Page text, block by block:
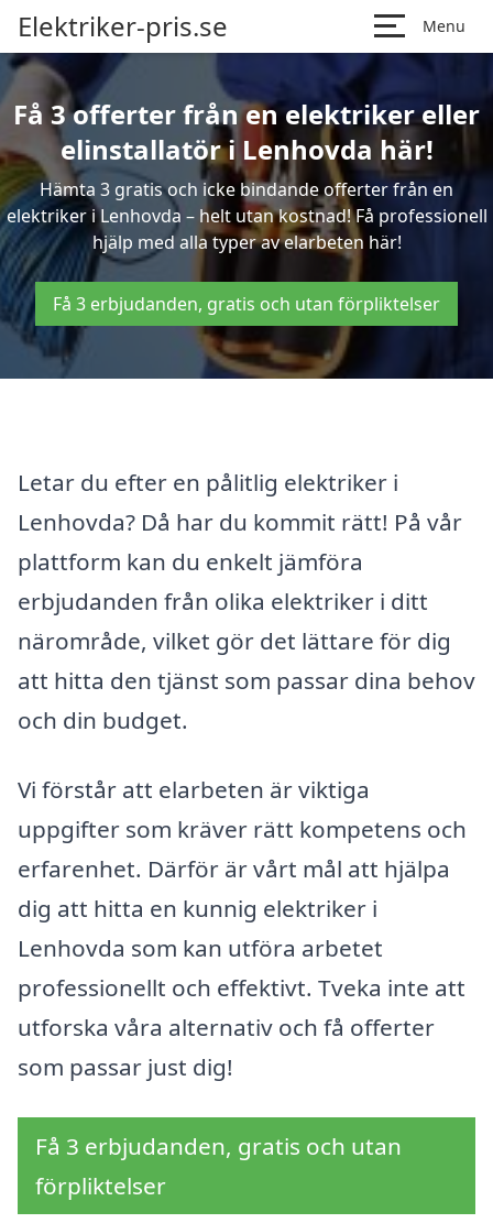
Elektriker-pris.se Menu
Få 3 offerter från en elektriker eller
elinstallatör i Lenhovda här!
Hämta 3 gratis och icke bindande offerter från en
elektriker i Lenhovda – helt utan kostnad! Få professionell
hjälp med alla typer av elarbeten här!
Få 3 erbjudanden, gratis och utan förpliktelser
Letar du efter en pålitlig elektriker i
Lenhovda? Då har du kommit rätt! På vår
plattform kan du enkelt jämföra
erbjudanden från olika elektriker i ditt
närområde, vilket gör det lättare för dig
att hitta den tjänst som passar dina behov
och din budget.
Vi förstår att elarbeten är viktiga
uppgifter som kräver rätt kompetens och
erfarenhet. Därför är vårt mål att hjälpa
dig att hitta en kunnig elektriker i
Lenhovda som kan utföra arbetet
professionellt och effektivt. Tveka inte att
utforska våra alternativ och få offerter
som passar just dig!
Få 3 erbjudanden, gratis och utan
förpliktelser